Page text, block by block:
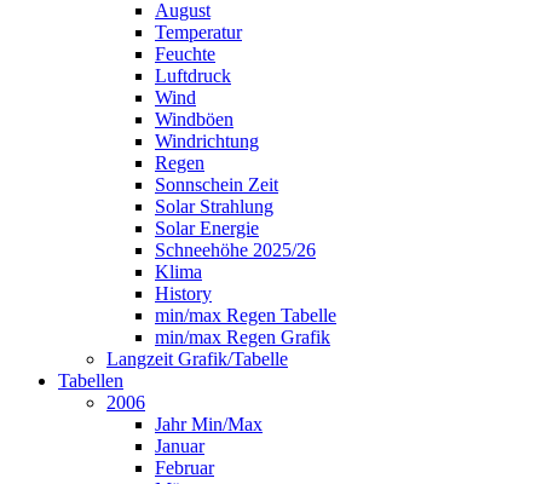
August
Temperatur
Feuchte
Luftdruck
Wind
Windböen
Windrichtung
Regen
Sonnschein Zeit
Solar Strahlung
Solar Energie
Schneehöhe 2025/26
Klima
History
min/max Regen Tabelle
min/max Regen Grafik
Langzeit Grafik/Tabelle
Tabellen
2006
Jahr Min/Max
Januar
Februar